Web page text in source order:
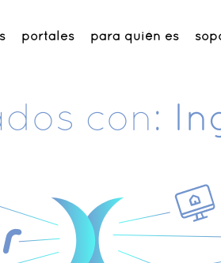
portales para quién es
con: